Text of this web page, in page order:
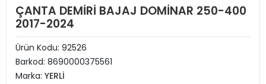
ÇANTA DEMİRİ BAJAJ DOMİNAR 250-400
2017-2024
Ürün Kodu: 92526
Barkod: 8690000375561
Marka: YERLİ